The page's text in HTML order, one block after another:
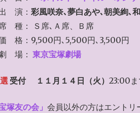
出 演： 彩風咲奈､夢白あや､朝美絢､
席 種： Ｓ席､Ａ席、Ｂ席
価 格：9,500円､5,500円､3,500円
劇 場： 東京宝塚劇場
受付 １１月１４ 日（火）23:00
宝塚友の会」 会員以外の方はエントリ